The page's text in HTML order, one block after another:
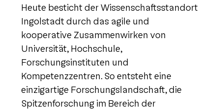
Heute besticht der Wissenschaftsstandort
Ingolstadt durch das agile und
kooperative Zusammenwirken von
Universität, Hochschule,
Forschungsinstituten und
Kompetenzzentren. So entsteht eine
einzigartige Forschungslandschaft, die
Spitzenforschung im Bereich der